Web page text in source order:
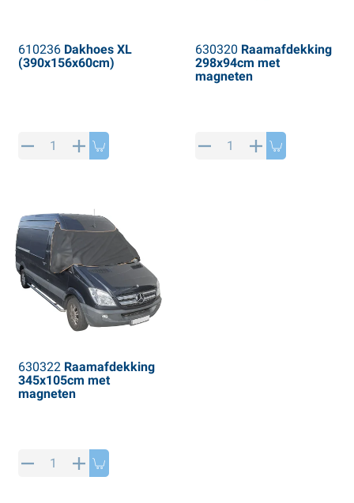
610236Dakhoes XL
(390x156x60cm)
630320 Raamafdekking
298x94cm met
magneten
630322Raamafdekking
345x105cm met
magneten